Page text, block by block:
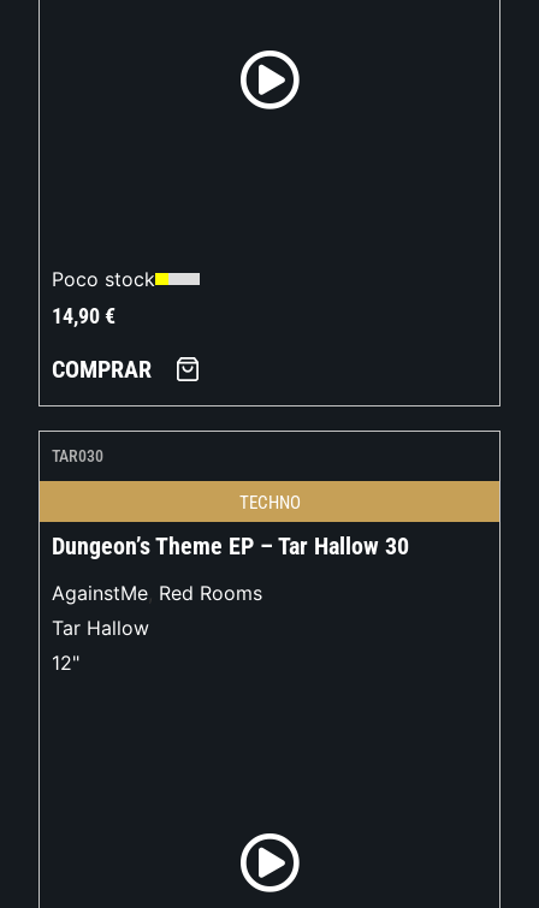
Poco stock
14,90€
COMPRAR
TAR030
TECHNO
Dungeon’s Theme EP – Tar Hallow 30
AgainstMe, Red Rooms
Tar Hallow
12"